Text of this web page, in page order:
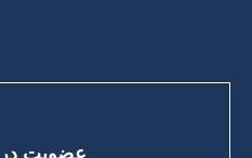
عضویت در